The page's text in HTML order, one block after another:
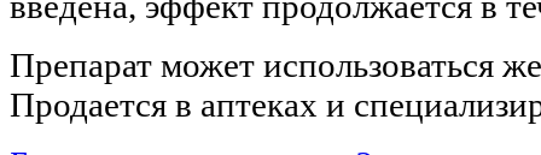
Препарат может использоваться
Продается в аптеках и